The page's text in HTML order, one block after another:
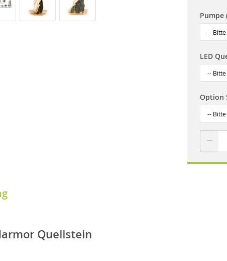
Pumpe
LED
Option
Quellstein